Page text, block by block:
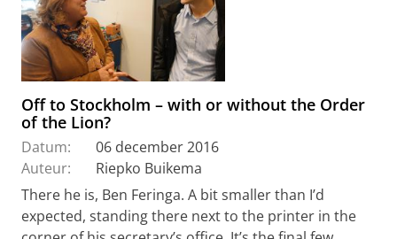
Off to Stockholm – with or without the Order
of the Lion?
Datum:
06 december 2016
Auteur:
Riepko Buikema
There he is, Ben Feringa. A bit smaller than I’d
expected, standing there next to the printer in the